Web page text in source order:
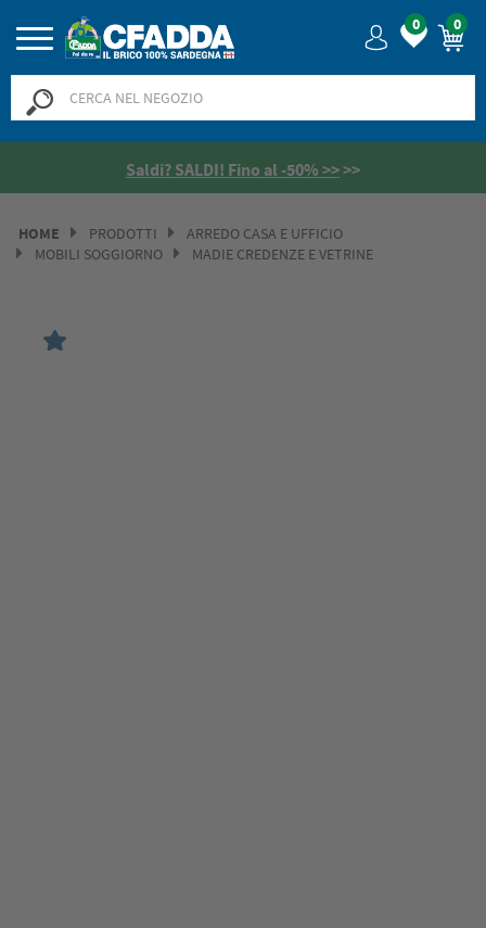
0 0
Saldi? SALDI! Fino al -50% >>>>
HOME PRODOTTI
ARREDO CASA E UFFICIO
MOBILI SOGGIORNO
MADIE CREDENZE E VETRINE